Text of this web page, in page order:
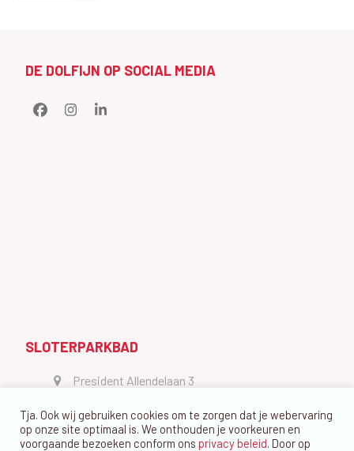
DE DOLFIJN OP SOCIAL MEDIA
FacebookInstagramLinkedIn
SLOTERPARKBAD
President Allendelaan 3
vragen@dedolfijn.com
Tja. Ook wij gebruiken cookies om te zorgen dat je webervaring
op onze site optimaal is. We onthouden je voorkeuren en
voorgaande bezoeken conform ons privacy beleid. Door op